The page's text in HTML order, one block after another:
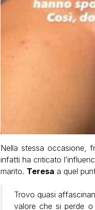
Nella stessa occasione,
infatti ha criticato
marito. Teresa a quel
Trovo quasi
valore che si perde